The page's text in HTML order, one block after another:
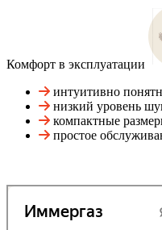
Комфорт в эксплуатации
интуитивно
низкий уровень
компактные
простое